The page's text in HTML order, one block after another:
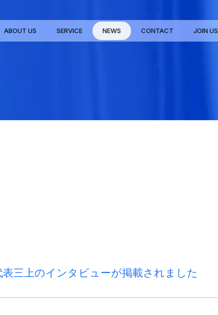
ABOUT US SERVICE NEWS CONTACT JOIN US
三上のインタビューが掲載されました